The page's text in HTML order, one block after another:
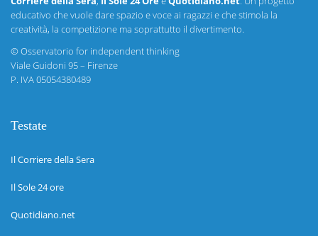
educativo che vuole dare spazio e voce ai ragazzi e che stimola la
creatività, la competizione ma soprattutto il divertimento.
©Osservatorio for independent thinking
Viale Guidoni 95 – Firenze
P. IVA 05054380489
Testate
Il Corriere della Sera
Il Sole 24 ore
Quotidiano.net